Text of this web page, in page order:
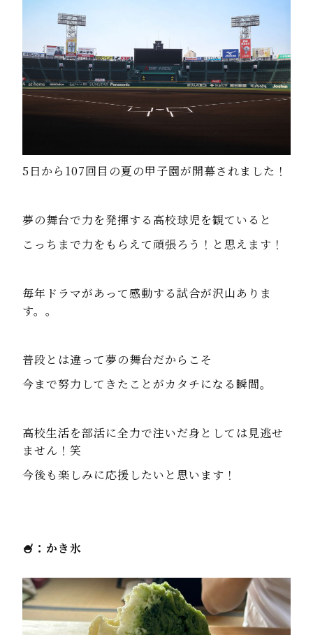
5日から107回目の夏の甲子園が開幕されました！
夢の舞台で力を発揮する高校球児を観ていると
こっちまで力をもらえて頑張ろう！と思えます！
毎年ドラマがあって感動する試合が沢山ありま
す。。
普段とは違って夢の舞台だからこそ
今まで努力してきたことがカタチになる瞬間。
高校生活を部活に全力で注いだ身としては見逃せ
ません！笑
今後も楽しみに応援したいと思います！
🍧：かき氷